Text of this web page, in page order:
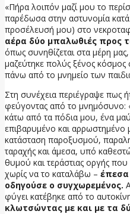
«Πήρα λοιπόν μαζί μου το
παρέδωσα στην αστυνομία
προσέλευσή μου) στο
αέρα δύο μπαλωθιές προς
όπως συνηθίζεται στα μέρη
μαζεύτηκε πολύς ξένος
πάνω από το μνημείο των
Στη συνέχεια περιέγραψε πως
φεύγοντας από το μνημόσυνο:
κάτω από τα πόδια μου, ένα
επιβαρυμένο και
κατάσταση παροξυσμού,
ταραχής και άμεσα, υπό
θυμού και τεράστιας οργής
χωρίς να το καταλάβω –
οδηγούσε ο συγχωρεμένος.
φύγει κατέβηκε από το
κλωτσώντας με και με τα